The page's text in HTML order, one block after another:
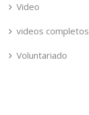
Video
videos completos
Voluntariado